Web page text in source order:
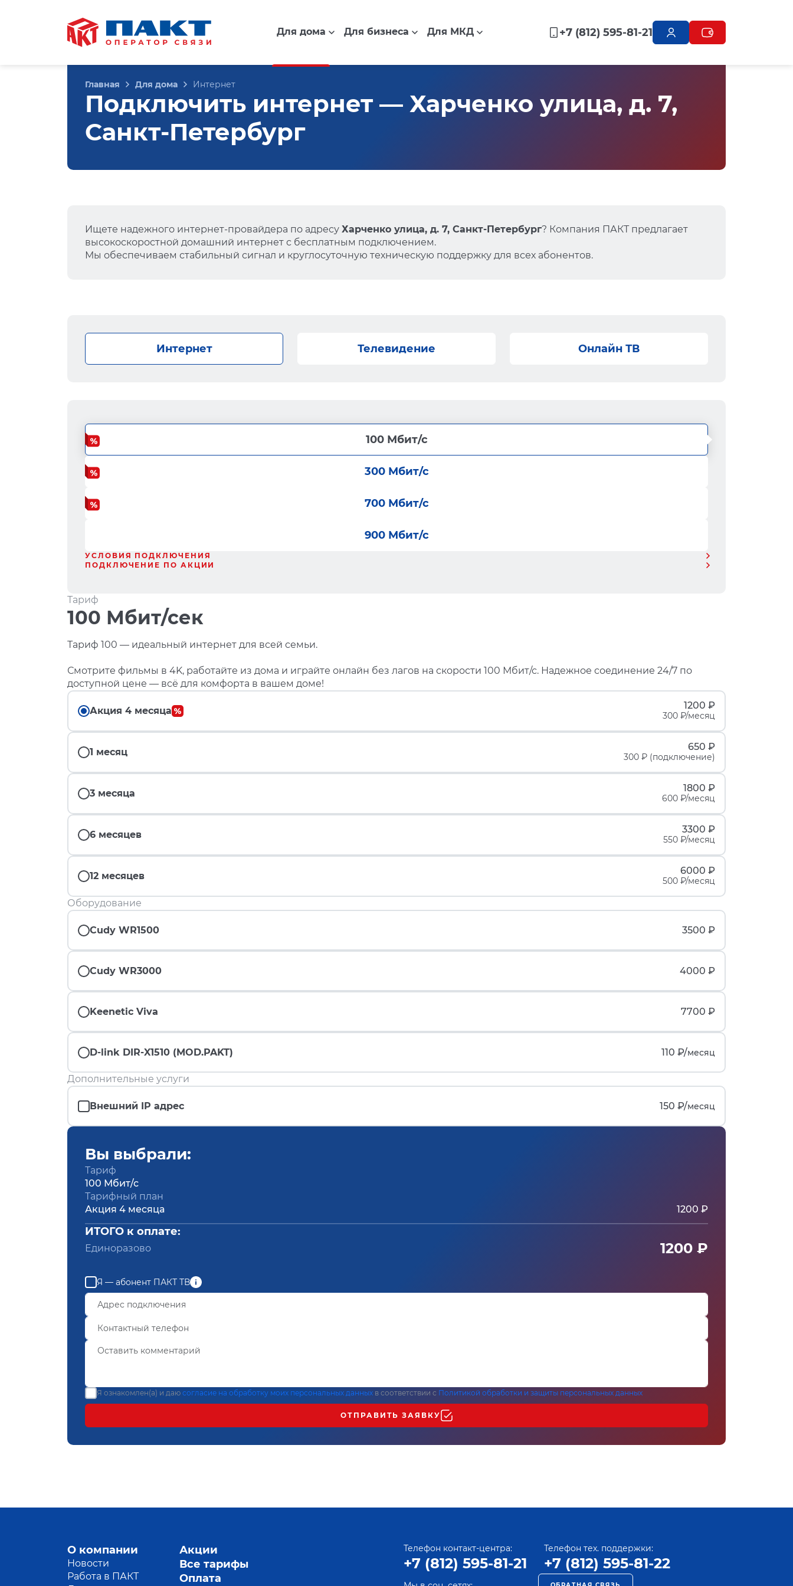
Для дома Для бизнеса Для МКД +7 (812) 595-81-21
Главная Для дома Интернет
Подключить интернет — Харченко улица, д. 7,
Санкт-Петербург
Ищете надежного интернет-провайдера по адресу Харченко улица, д. 7, Санкт-Петербург? Компания ПАКТ предлагает
высокоскоростной домашний интернет с бесплатным подключением.
Мы обеспечиваем стабильный сигнал и круглосуточную техническую поддержку для всех абонентов.
Интернет Телевидение Онлайн ТВ
100 Мбит/с
300 Мбит/с
700 Мбит/с
900 Мбит/с
УСЛОВИЯ ПОДКЛЮЧЕНИЯ
ПОДКЛЮЧЕНИЕ ПО АКЦИИ
Тариф
100 Мбит/сек
Тариф 100 — идеальный интернет для всей семьи.
Смотрите фильмы в 4K, работайте из дома и играйте онлайн без лагов на скорости 100 Мбит/с. Надежное соединение 24/7 по
доступной цене — всё для комфорта в вашем доме!
Акция 4 месяца 1200 ₽
300 ₽/месяц
1 месяц 650 ₽
300 ₽ (подключение)
3 месяца 1800 ₽
600 ₽/месяц
6 месяцев 3300 ₽
550 ₽/месяц
12 месяцев 6000 ₽
500 ₽/месяц
Оборудование
Cudy WR1500 3500 ₽
Cudy WR3000 4000 ₽
Keenetic Viva 7700 ₽
D-link DIR-X1510 (MOD.PAKT) 110 ₽/месяц
Дополнительные услуги
Внешний IP адрес 150 ₽/месяц
Вы выбрали:
Тариф
100 Мбит/с
Тарифный план
Акция 4 месяца
1200 ₽
ИТОГО к оплате:
Единоразово 1200 ₽
Я — абонент ПАКТ ТВ
Я ознакомлен(а) и даю согласие на обработку моих персональных данных в соответствии с Политикой обработки и защиты персональных данных
ОТПРАВИТЬ ЗАЯВКУ
О компании
Новости
Работа в ПАКТ
Акции
Все тарифы
Оплата
Телефон контакт-центра:
+7 (812) 595-81-21
Телефон тех. поддержки:
+7 (812) 595-81-22